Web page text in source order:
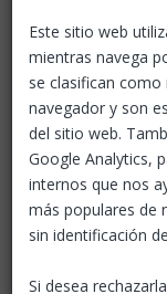
11 Sep, 2025
ANPE defensa
cohesió social,
Promovem una
les persones, el
la diversitat,
renovació
Este sitio web
mientras navega
se clasifican como
navegador y son
del sitio web.
Google Analytics,
internos que nos
más populares de
sin identificación
Si desea